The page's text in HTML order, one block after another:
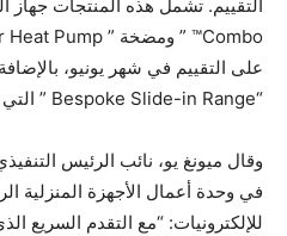
على التقييم في شهر يونيو،
“Bespoke Slide-in Range ” التي نالت التقييم في يوليو.
وقال ميونغ يو، نائب الرئيس
في وحدة أعمال الأجهزة المنزلية
للإلكترونيات: “مع التقدم السريع